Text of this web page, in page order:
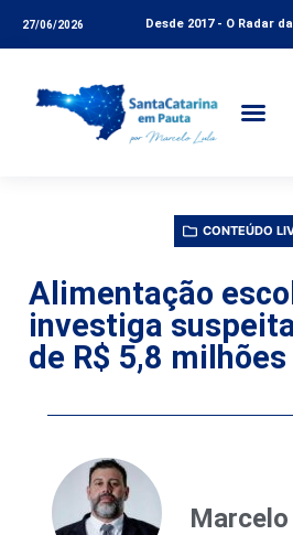
27/06/2026 Desde 2017 - O Radar
CONTEÚDO
Alimentação
investiga
de R$ 5,8 milhões